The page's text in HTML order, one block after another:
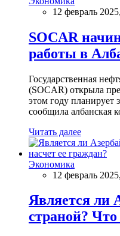
12 февраль
SOCAR
работы в
Государственная
(SOCAR) открыла
этом году планирует
сообщила албанская
Читать далее
Экономика
12 февраль
Является ли
страной? Что